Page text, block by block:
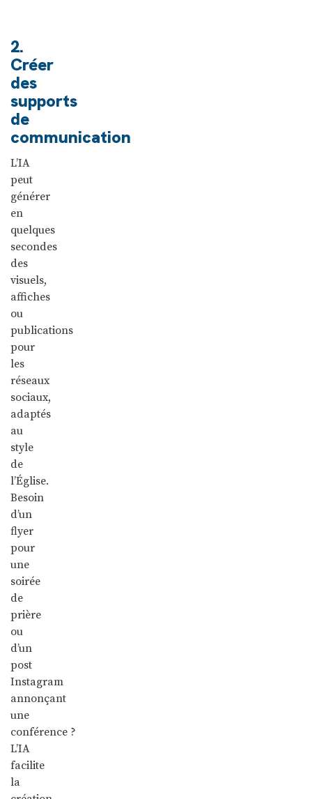
2.
Créer
des
supports
de
communication
L’IA
peut
générer
en
quelques
secondes
des
visuels,
affiches
ou
publications
pour
les
réseaux
sociaux,
adaptés
au
style
de
l’Église.
Besoin
d’un
flyer
pour
une
soirée
de
prière
ou
d’un
post
Instagram
annonçant
une
conférence ?
L’IA
facilite
la